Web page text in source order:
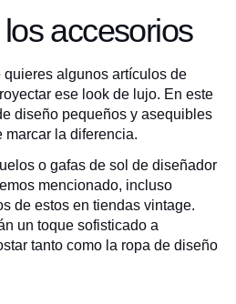
accesorios
algunos artículos de
ese look de lujo. En este
diseño pequeños y asequibles
marcar la diferencia.
o gafas de sol de diseñador
mencionado, incluso
de estos en tiendas vintage.
un toque sofisticado a
tanto como la ropa de diseño